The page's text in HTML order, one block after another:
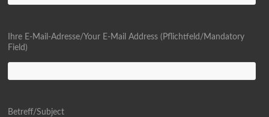
Ihre E-Mail-Adresse/Your E-Mail Address (Pflichtfeld/Mandatory
Field)
Betreff/Subject